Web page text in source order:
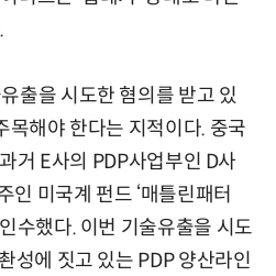
출을 시도한 혐의를 받고 있
목해야 한다는 지적이다. 중국
거 E사의 PDP사업부인 D사
미국계 펀드 ‘매틀린패터
수했다. 이번 기술유출을 시도
성에 짓고 있는 PDP 양산라인